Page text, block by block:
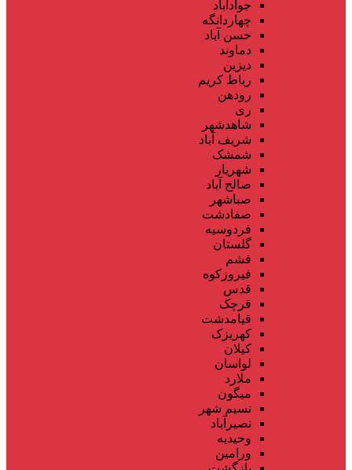
جوادآباد
چهاردانگه
حسن آباد
دماوند
دیزین
رباط کریم
رودهن
ری
شاهدشهر
شریف آباد
شمشک
شهریار
صالح آباد
صباشهر
صفادشت
فردوسیه
گلستان
فشم
فیروزکوه
قدس
قرچک
قیامدشت
کهریزک
کیلان
لواسان
ملارد
میگون
نسیم شهر
نصیرآباد
وحیدیه
ورامین